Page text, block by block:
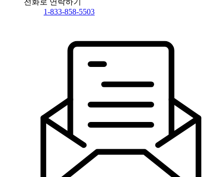
1-833-858-5503